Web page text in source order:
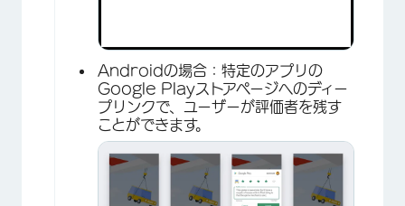
Androidの場合：特定のアプリの
Google Playストアページへのディー
プリンクで、ユーザーが評価者を残す
ことができます。